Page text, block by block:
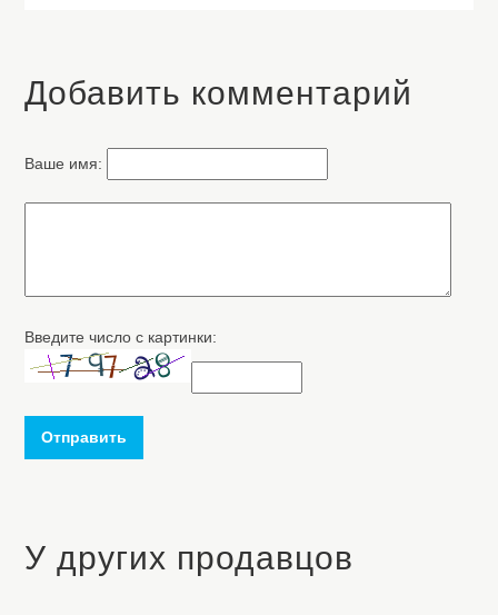
Добавить комментарий
Ваше имя:
Введите число с картинки:
Отправить
У других продавцов